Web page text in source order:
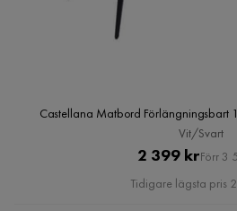
Castellana Matbord Förlängningsbart
Vit/Svart
Pris
2 399 kr
Pris
Förr 3
Tidigare lägsta pris